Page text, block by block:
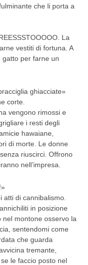
che li porta a
La
vestiti di fortuna. A
gatto per farne un
ghiacciate»
corte.
vengono rimossi e
i resti degli
hawaiane,
di morte. Le donne
riuscirci. Offrono
nell’impresa.
atti di cannibalismo.
in posizione
nel montone osservo la
sentendomi come
che guarda
tremante,
le faccio posto nel